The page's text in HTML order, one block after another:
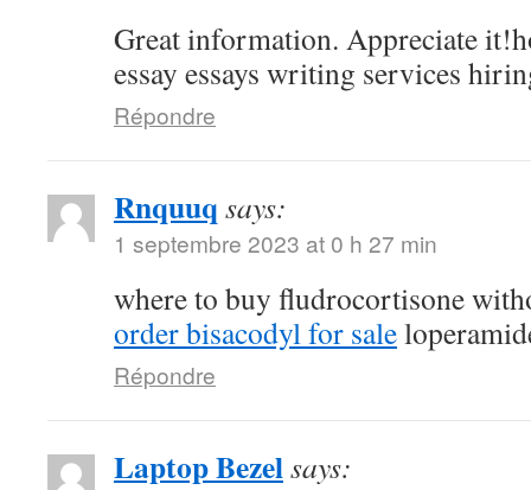
Great information. Appreciate
essay essays writing services
Répondre
Rnquuq says:
1 septembre 2023 at 0 h 27 min
where to buy fludrocortisone
order bisacodyl for sale
Répondre
Laptop Bezelsays: